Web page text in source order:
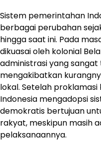
Sistem pemerintahan
berbagai perubahan
hingga saat ini. Pada
dikuasai oleh kolonial
administrasi yang sangat
mengakibatkan
lokal. Setelah
Indonesia mengadopsi
demokratis bertujuan
rakyat, meskipun masih
pelaksanaannya.